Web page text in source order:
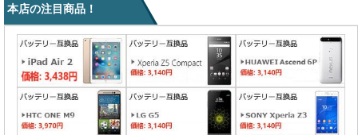
本店の注目商品！